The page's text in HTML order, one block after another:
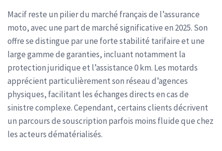
Macif reste un pilier du marché français de l’assurance
moto, avec une part de marché significative en 2025. Son
offre se distingue par une forte stabilité tarifaire et une
large gamme de garanties, incluant notamment la
protection juridique et l’assistance 0 km. Les motards
apprécient particulièrement son réseau d’agences
physiques, facilitant les échanges directs en cas de
sinistre complexe. Cependant, certains clients décrivent
un parcours de souscription parfois moins fluide que chez
les acteurs dématérialisés.